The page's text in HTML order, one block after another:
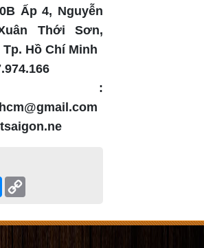
Ấp 4, Nguyễn
Thới Sơn,
Hồ Chí Minh
:
Messenger